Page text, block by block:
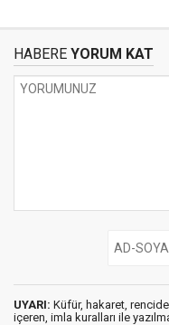
HABERE YORUM KAT
UYARI: Küfür, hakaret,
içeren, imla kuralları ile